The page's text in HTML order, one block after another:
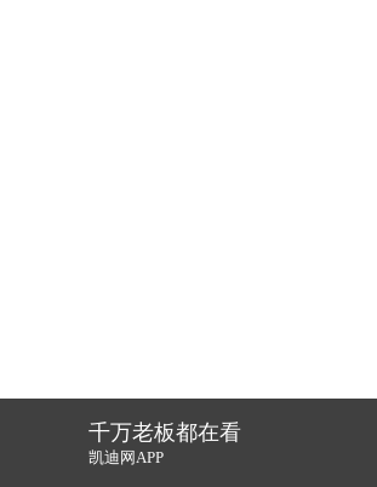
千万老板都在看
凯迪网APP